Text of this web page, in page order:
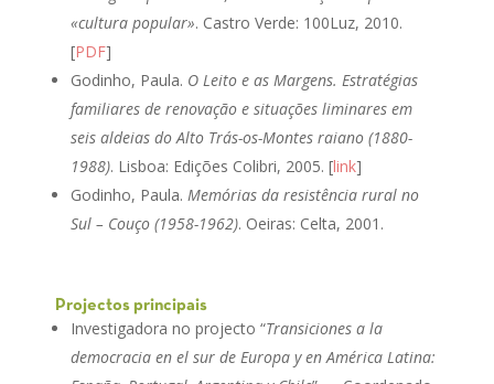
«cultura popular». Castro Verde: 100Luz, 2010.
[PDF]
Godinho, Paula. O Leito e as Margens. Estratégias
familiares de renovação e situações liminares em
seis aldeias do Alto Trás-os-Montes raiano (1880-
1988). Lisboa: Edições Colibri, 2005. [link]
Godinho, Paula. Memórias da resistência rural no
Sul – Couço (1958-1962). Oeiras: Celta, 2001.
Projectos principais
Investigadora no projecto “Transiciones a la
democracia en el sur de Europa y en América Latina: